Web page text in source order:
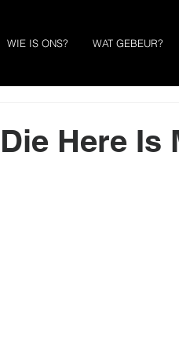
WIE IS ONS? WAT GEBEUR?
Here Is